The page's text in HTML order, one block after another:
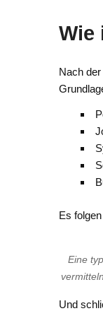
Wie
Nach
Es
Eine
Und